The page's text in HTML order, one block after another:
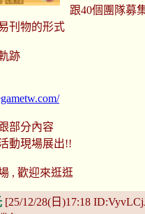
跟40個團隊募
刊物的形式
跡
部分內容
動現場展出!!
, 歡迎來逛逛
[25/12/28(日)17:18